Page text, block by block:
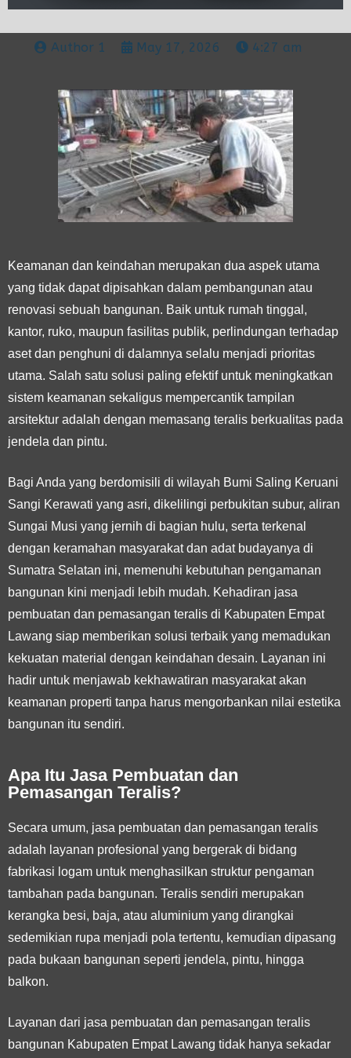
Author 1 May 17, 2026 4:27 am
Keamanan dan keindahan merupakan dua aspek utama
yang tidak dapat dipisahkan dalam pembangunan atau
renovasi sebuah bangunan. Baik untuk rumah tinggal,
kantor, ruko, maupun fasilitas publik, perlindungan terhadap
aset dan penghuni di dalamnya selalu menjadi prioritas
utama. Salah satu solusi paling efektif untuk meningkatkan
sistem keamanan sekaligus mempercantik tampilan
arsitektur adalah dengan memasang teralis berkualitas pada
jendela dan pintu.
Bagi Anda yang berdomisili di wilayah Bumi Saling Keruani
Sangi Kerawati yang asri, dikelilingi perbukitan subur, aliran
Sungai Musi yang jernih di bagian hulu, serta terkenal
dengan keramahan masyarakat dan adat budayanya di
Sumatra Selatan ini, memenuhi kebutuhan pengamanan
bangunan kini menjadi lebih mudah. Kehadiran jasa
pembuatan dan pemasangan teralis di Kabupaten Empat
Lawang siap memberikan solusi terbaik yang memadukan
kekuatan material dengan keindahan desain. Layanan ini
hadir untuk menjawab kekhawatiran masyarakat akan
keamanan properti tanpa harus mengorbankan nilai estetika
bangunan itu sendiri.
Apa Itu Jasa Pembuatan dan
Pemasangan Teralis?
Secara umum, jasa pembuatan dan pemasangan teralis
adalah layanan profesional yang bergerak di bidang
fabrikasi logam untuk menghasilkan struktur pengaman
tambahan pada bangunan. Teralis sendiri merupakan
kerangka besi, baja, atau aluminium yang dirangkai
sedemikian rupa menjadi pola tertentu, kemudian dipasang
pada bukaan bangunan seperti jendela, pintu, hingga
balkon.
Layanan dari jasa pembuatan dan pemasangan teralis
bangunan Kabupaten Empat Lawang tidak hanya sekadar